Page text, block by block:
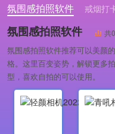
氛围感拍照软件
戒烟打
氛围感拍照软件 共
氛围感拍照软件推荐可以美颜
格。这里百变姿势，解锁更多
型，喜欢自拍的可以使用。